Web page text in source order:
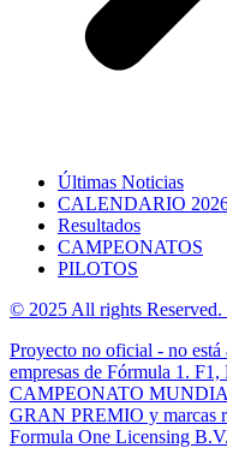
Últimas Noticias
CALENDARIO
Resultados
CAMPEONATOS
PILOTOS
© 2025 All rights
Proyecto no oficial - no está
empresas de Fórmula 1.
CAMPEONATO
GRAN PREMIO y marcas
Formula One Licensing B.V.